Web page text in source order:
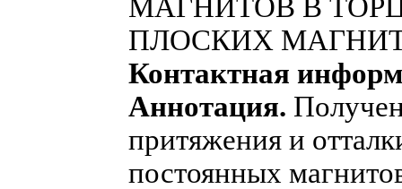
МАГНИТОВ В
ПЛОСКИХ
Контактная
Аннотация.
притяжения и
постоянных